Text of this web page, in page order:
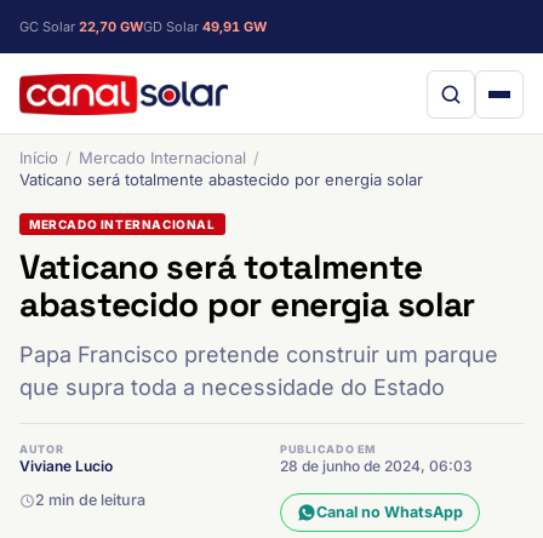
GC Solar 22,70 GWGD Solar 49,91 GW
Início
Mercado Internacional
Vaticano será totalmente abastecido por energia solar
MERCADO INTERNACIONAL
Vaticano será totalmente
abastecido por energia solar
Papa Francisco pretende construir um parque
que supra toda a necessidade do Estado
AUTOR
Viviane Lucio
PUBLICADO EM
28 de junho de 2024, 06:03
2 min de leitura
Canal no WhatsApp